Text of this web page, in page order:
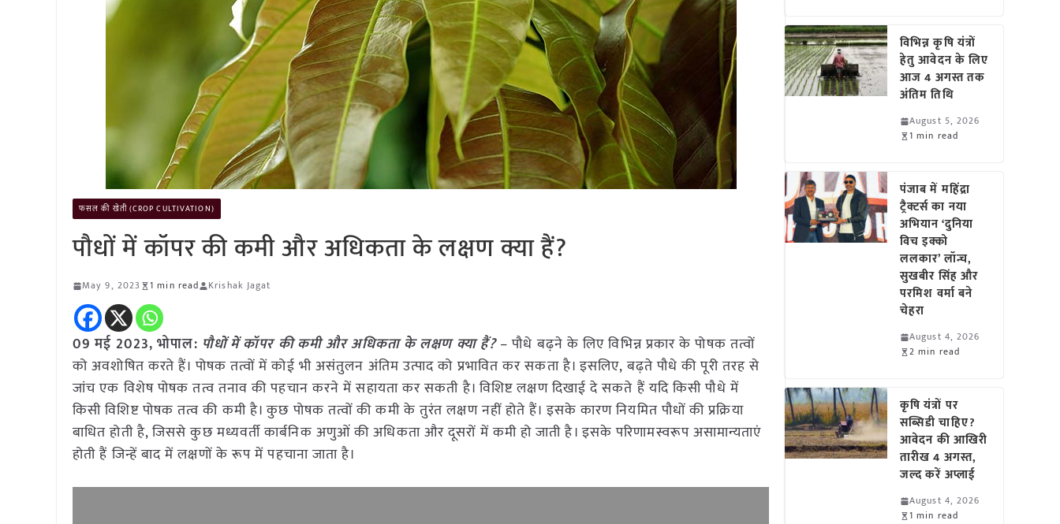
फसल की खेती (CROP CULTIVATION)
पौधों में कॉपर की कमी और अधिकता के लक्षण क्या हैं?
May 9, 2023 1 min read Krishak Jagat
09 मई 2023, भोपाल: पौधों में कॉपर की कमी और अधिकता के लक्षण क्या हैं?– पौधे बढ़ने के लिए विभिन्न प्रकार के पोषक तत्वों
को अवशोषित करते हैं। पोषक तत्वों में कोई भी असंतुलन अंतिम उत्पाद को प्रभावित कर सकता है। इसलिए, बढ़ते पौधे की पूरी तरह से
जांच एक विशेष पोषक तत्व तनाव की पहचान करने में सहायता कर सकती है। विशिष्ट लक्षण दिखाई दे सकते हैं यदि किसी पौधे में
किसी विशिष्ट पोषक तत्व की कमी है। कुछ पोषक तत्वों की कमी के तुरंत लक्षण नहीं होते हैं। इसके कारण नियमित पौधों की प्रक्रिया
बाधित होती है, जिससे कुछ मध्यवर्ती कार्बनिक अणुओं की अधिकता और दूसरों में कमी हो जाती है। इसके परिणामस्वरूप असामान्यताएं
होती हैं जिन्हें बाद में लक्षणों के रूप में पहचाना जाता है।
विभिन्न कृषि यंत्रों
हेतु आवेदन के लिए
आज 4 अगस्त तक
अंतिम तिथि
August 5, 2026
1 min read
पंजाब में महिंद्रा
ट्रैक्टर्स का नया
अभियान ‘दुनिया
विच इक्को
ललकार’ लॉन्च,
सुखबीर सिंह और
परमिश वर्मा बने
चेहरा
August 4, 2026
2 min read
कृषि यंत्रों पर
सब्सिडी चाहिए?
आवेदन की आखिरी
तारीख 4 अगस्त,
जल्द करें अप्लाई
August 4, 2026
1 min read